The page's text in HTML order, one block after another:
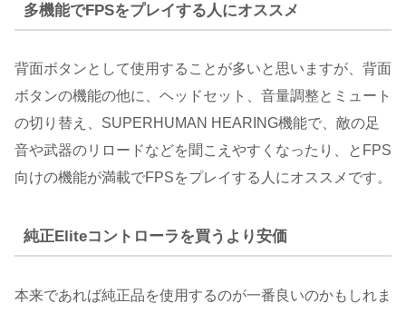
多機能でFPSをプレイする人にオススメ
背面ボタンとして使用することが多いと思いますが、背面
ボタンの機能の他に、ヘッドセット、音量調整とミュート
の切り替え、SUPERHUMAN HEARING機能で、敵の足
音や武器のリロードなどを聞こえやすくなったり、とFPS
向けの機能が満載でFPSをプレイする人にオススメです。
純正Eliteコントローラを買うより安価
本来であれば純正品を使用するのが一番良いのかもしれま